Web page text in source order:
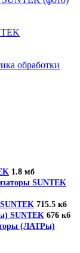
обработки
1.8 мб
SUNTEK
715.5 кб
SUNTEK 676 кб
(ЛАТРы)